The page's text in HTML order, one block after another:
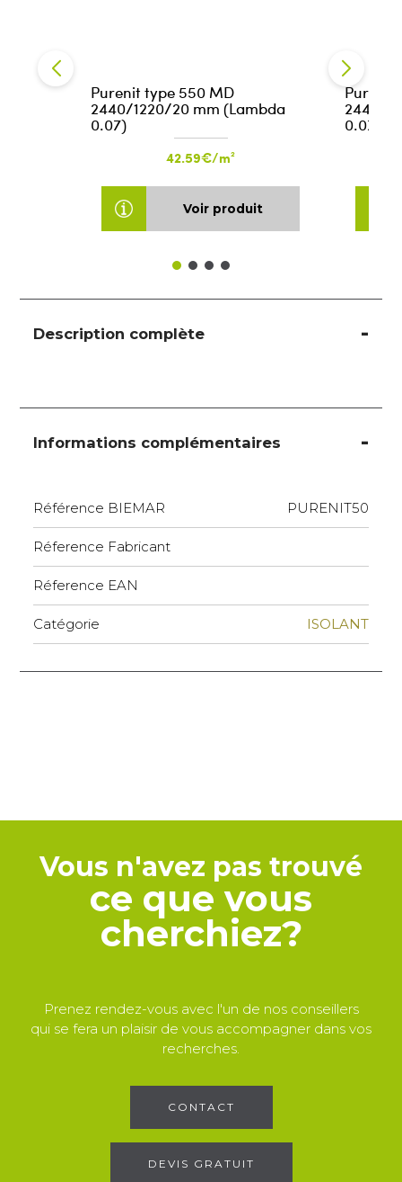
Purenit type 550 MD
2440/1220/20 mm (Lambda
0.07)
42.59€/m²
Voir produit
Purenit
2440/
0.07)
Description complète
Informations complémentaires
Référence BIEMAR PURENIT50
Réference Fabricant
Réference EAN
Catégorie ISOLANT
Vous n'avez pas trouvé
ce que vous
cherchiez?
Prenez rendez-vous avec l'un de nos conseillers
qui se fera un plaisir de vous accompagner dans vos
recherches.
CONTACT
DEVIS GRATUIT